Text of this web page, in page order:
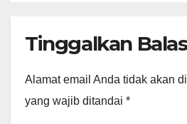
Tinggalkan
Alamat email Anda tidak akan
yang wajib ditandai *